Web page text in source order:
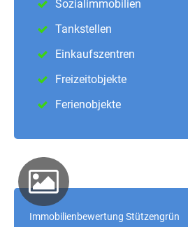
Sozialimmobilien
Tankstellen
Einkaufszentren
Freizeitobjekte
Ferienobjekte
Immobilienbewertung Stützengrün